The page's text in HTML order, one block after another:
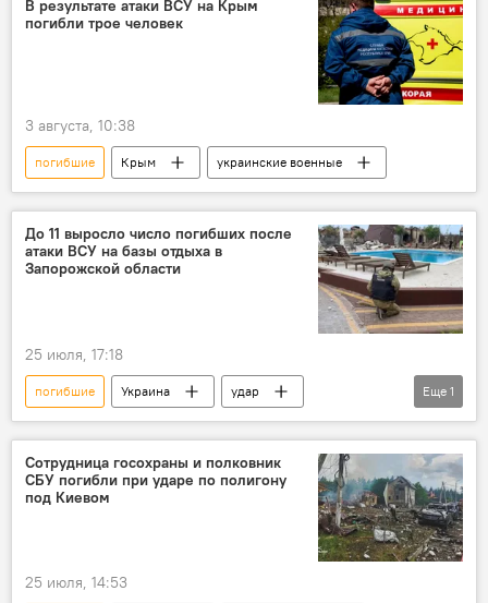
В результате атаки ВСУ на Крым
погибли трое человек
3 августа, 10:38
погибшие Крым украинские военные
До 11 выросло число погибших после
атаки ВСУ на базы отдыха в
Запорожской области
25 июля, 17:18
погибшие Украина
удар
Запорожская область
Еще 1
Сотрудница госохраны и полковник
СБУ погибли при ударе по полигону
под Киевом
25 июля, 14:53